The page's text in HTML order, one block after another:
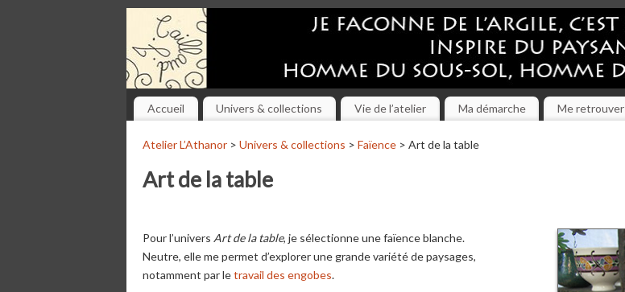
Accueil Univers & collections Vie de l’atelier Ma démarche Me retrouver
Atelier L’Athanor > Univers & collections > Faïence > Art de la table
Art de la table
Pour l’univers Art de la table, je sélectionne une faïence blanche.
Neutre, elle me permet d’explorer une grande variété de paysages,
notamment par letravail des engobes.